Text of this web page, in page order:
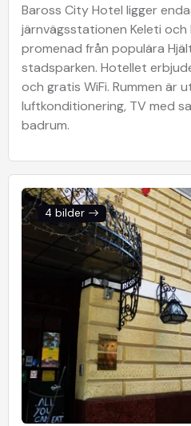
Baross City Hotel ligger
järnvägsstationen Keleti
promenad från populära
stadsparken. Hotellet
och gratis WiFi. Rummen är
luftkonditionering, TV med
badrum.
4 bilder